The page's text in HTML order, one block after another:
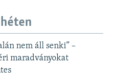
nem áll senki” –
maradványokat